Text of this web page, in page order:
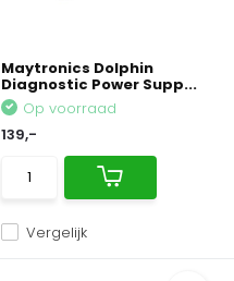
Maytronics Dolphin
Diagnostic Power Supp...
Vergelijk
Op voorraad
139,-